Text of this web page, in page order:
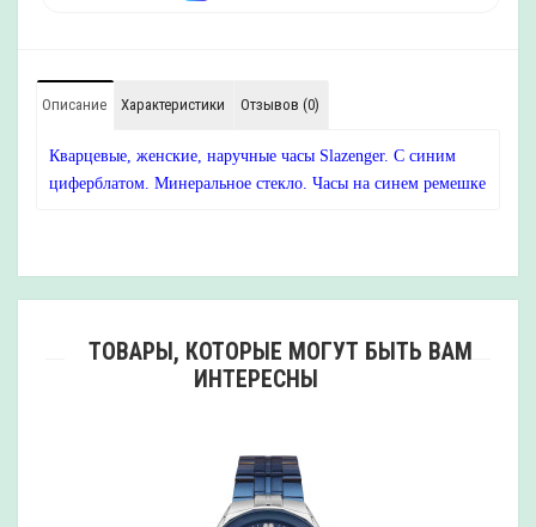
Описание Характеристики Отзывов (0)
Кварцевые, женские, наручные часы Slazenger. С синим
циферблатом. Минеральное стекло. Часы на синем ремешке
ТОВАРЫ, КОТОРЫЕ МОГУТ БЫТЬ ВАМ
ИНТЕРЕСНЫ